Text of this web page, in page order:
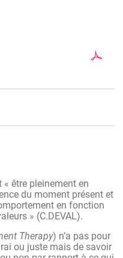
psychologique.
être pleinement en
du moment présent et
en fonction
» (C.DEVAL).
Therapy) n’a pas pour
ou juste mais de savoir